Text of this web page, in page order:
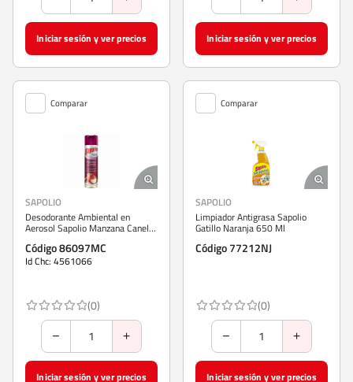
Iniciar sesión y ver precios Iniciar sesión y ver precios
Comparar
SAPOLIO
Desodorante Ambiental en
Aerosol Sapolio Manzana Canela
Código 86097MC
Id Chc: 4561066
(0)
Iniciar sesión y ver precios
Comparar
SAPOLIO
Limpiador Antigrasa Sapolio
Gatillo Naranja 650 Ml
Código 77212NJ
(0)
Iniciar sesión y ver precios